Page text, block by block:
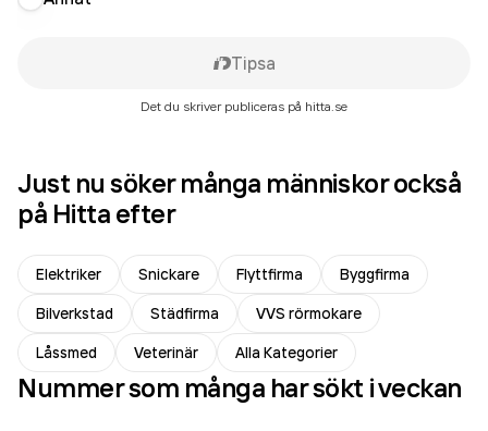
Tipsa
Det du skriver publiceras på hitta.se
Just nu söker många människor också
på Hitta efter
Elektriker Snickare Flyttfirma
Byggfirma
Bilverkstad
Städfirma
VVS rörmokare
Låssmed
Veterinär Alla Kategorier
Nummer som många har sökt i veckan